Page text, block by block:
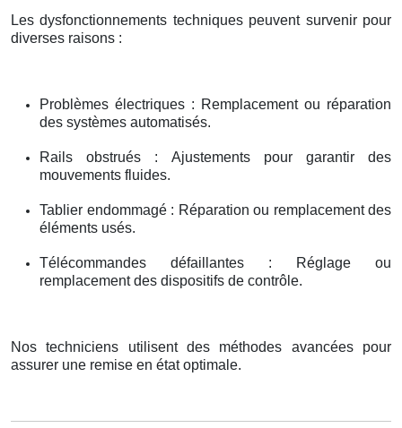
Les dysfonctionnements techniques peuvent survenir pour
diverses raisons :
Problèmes électriques : Remplacement ou réparation
des systèmes automatisés.
Rails obstrués : Ajustements pour garantir des
mouvements fluides.
Tablier endommagé : Réparation ou remplacement des
éléments usés.
Télécommandes défaillantes : Réglage ou
remplacement des dispositifs de contrôle.
Nos techniciens utilisent des méthodes avancées pour
assurer une remise en état optimale.